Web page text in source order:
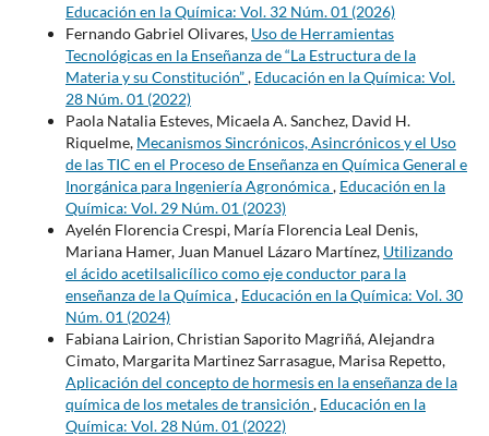
Educación en la Química: Vol. 32 Núm. 01 (2026)
Fernando Gabriel Olivares, Uso de Herramientas
Tecnológicas en la Enseñanza de “La Estructura de la
Materia y su Constitución”, Educación en la Química: Vol.
28 Núm. 01 (2022)
Paola Natalia Esteves, Micaela A. Sanchez, David H.
Riquelme, Mecanismos Sincrónicos, Asincrónicos y el Uso
de las TIC en el Proceso de Enseñanza en Química General e
Inorgánica para Ingeniería Agronómica, Educación en la
Química: Vol. 29 Núm. 01 (2023)
Ayelén Florencia Crespi, María Florencia Leal Denis,
Mariana Hamer, Juan Manuel Lázaro Martínez, Utilizando
el ácido acetilsalicílico como eje conductor para la
enseñanza de la Química, Educación en la Química: Vol. 30
Núm. 01 (2024)
Fabiana Lairion, Christian Saporito Magriñá, Alejandra
Cimato, Margarita Martinez Sarrasague, Marisa Repetto,
Aplicación del concepto de hormesis en la enseñanza de la
química de los metales de transición , Educación en la
Química: Vol. 28 Núm. 01 (2022)